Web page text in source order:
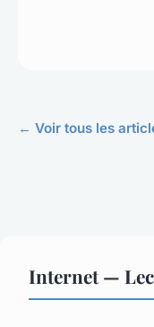
← Voir tous les
Internet —